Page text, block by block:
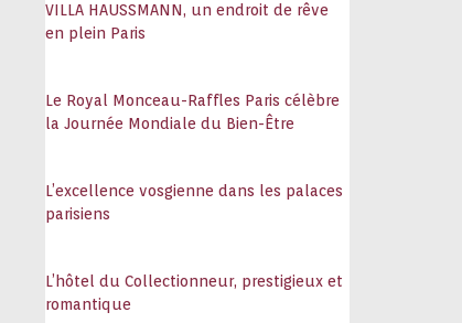
VILLA HAUSSMANN, un endroit de rêve
en plein Paris
Le Royal Monceau-Raffles Paris célèbre
la Journée Mondiale du Bien-Être
L’excellence vosgienne dans les palaces
parisiens
L’hôtel du Collectionneur, prestigieux et
romantique